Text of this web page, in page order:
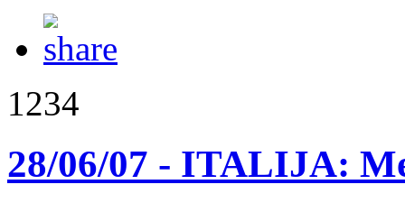
1234
28/06/07 - ITALIJA: